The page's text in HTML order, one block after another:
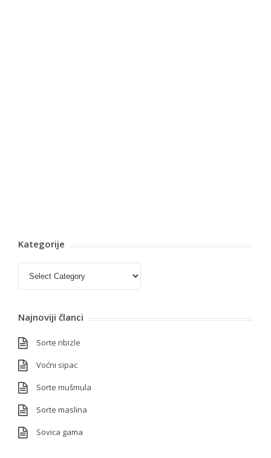
Kategorije
Najnoviji članci
Sorte ribizle
Voćni sipac
Sorte mušmula
Sorte maslina
Sovica gama